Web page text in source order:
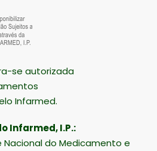
se autorizada
Infarmed.
Infarmed, I.P.:
Nacional do Medicamento e